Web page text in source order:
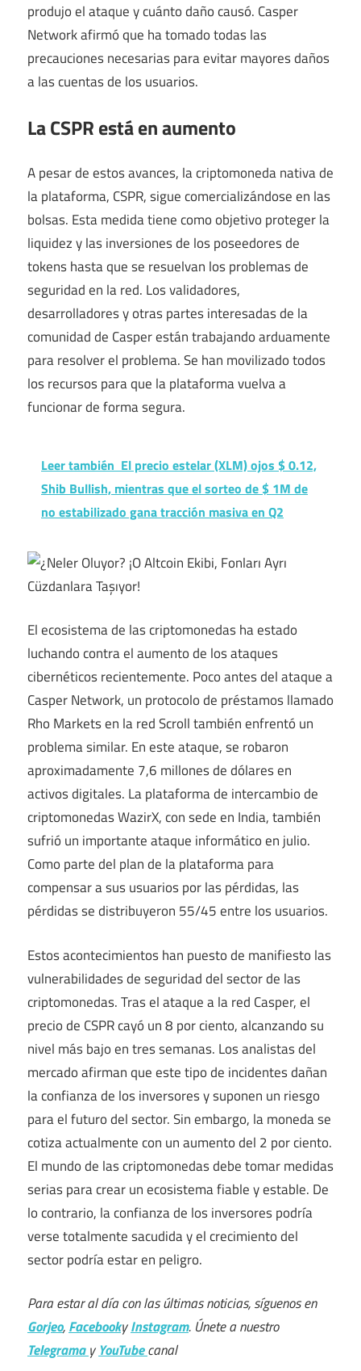
produjo el ataque y cuánto daño causó. Casper
Network afirmó que ha tomado todas las
precauciones necesarias para evitar mayores daños
a las cuentas de los usuarios.
La CSPR está en aumento
A pesar de estos avances, la criptomoneda nativa de
la plataforma, CSPR, sigue comercializándose en las
bolsas. Esta medida tiene como objetivo proteger la
liquidez y las inversiones de los poseedores de
tokens hasta que se resuelvan los problemas de
seguridad en la red. Los validadores,
desarrolladores y otras partes interesadas de la
comunidad de Casper están trabajando arduamente
para resolver el problema. Se han movilizado todos
los recursos para que la plataforma vuelva a
funcionar de forma segura.
Leer también El precio estelar (XLM) ojos $ 0.12,
Shib Bullish, mientras que el sorteo de $ 1M de
no estabilizado gana tracción masiva en Q2
El ecosistema de las criptomonedas ha estado
luchando contra el aumento de los ataques
cibernéticos recientemente. Poco antes del ataque a
Casper Network, un protocolo de préstamos llamado
Rho Markets en la red Scroll también enfrentó un
problema similar. En este ataque, se robaron
aproximadamente 7,6 millones de dólares en
activos digitales. La plataforma de intercambio de
criptomonedas WazirX, con sede en India, también
sufrió un importante ataque informático en julio.
Como parte del plan de la plataforma para
compensar a sus usuarios por las pérdidas, las
pérdidas se distribuyeron 55/45 entre los usuarios.
Estos acontecimientos han puesto de manifiesto las
vulnerabilidades de seguridad del sector de las
criptomonedas. Tras el ataque a la red Casper, el
precio de CSPR cayó un 8 por ciento, alcanzando su
nivel más bajo en tres semanas. Los analistas del
mercado afirman que este tipo de incidentes dañan
la confianza de los inversores y suponen un riesgo
para el futuro del sector. Sin embargo, la moneda se
cotiza actualmente con un aumento del 2 por ciento.
El mundo de las criptomonedas debe tomar medidas
serias para crear un ecosistema fiable y estable. De
lo contrario, la confianza de los inversores podría
verse totalmente sacudida y el crecimiento del
sector podría estar en peligro.
Para estar al día con las últimas noticias, síguenos en
Gorjeo,FacebookyInstagram. Únete a nuestro
TelegramayYouTubecanal